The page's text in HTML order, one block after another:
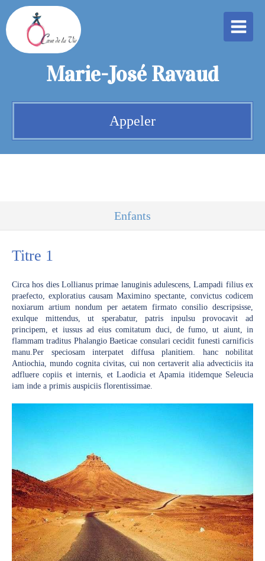
Marie-José Ravaud
Appeler
Enfants
Titre 1
Circa hos dies Lollianus primae lanuginis adulescens, Lampadi filius ex
praefecto, exploratius causam Maximino spectante, convictus codicem
noxiarum artium nondum per aetatem firmato consilio descripsisse,
exulque mittendus, ut sperabatur, patris inpulsu provocavit ad
principem, et iussus ad eius comitatum duci, de fumo, ut aiunt, in
flammam traditus Phalangio Baeticae consulari cecidit funesti carnificis
manu.Per speciosam interpatet diffusa planitiem. hanc nobilitat
Antiochia, mundo cognita civitas, cui non certaverit alia advecticiis ita
adfluere copiis et internis, et Laodicia et Apamia itidemque Seleucia
iam inde a primis auspiciis florentissimae.